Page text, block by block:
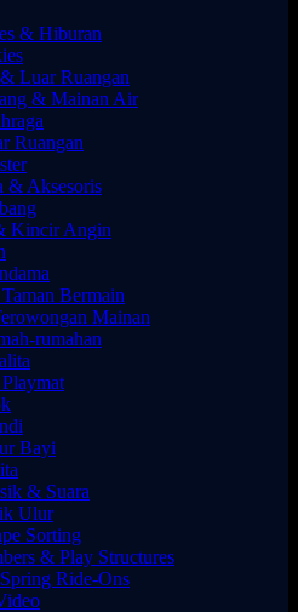
& Hiburan
Luar Ruangan
& Mainan Air
Ruangan
& Aksesoris
Kincir Angin
Bermain
Mainan
rumahan
Bayi
& Suara
Ulur
Sorting
& Play Structures
Ride-Ons